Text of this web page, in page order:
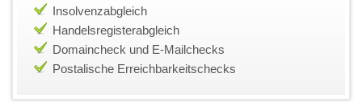
Insolvenzabgleich
Handelsregisterabgleich
Domaincheck und E-Mailchecks
Postalische Erreichbarkeitschecks